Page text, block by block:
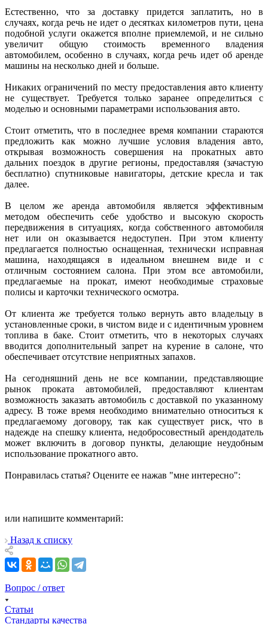
Естественно, что за доставку придется заплатить, но в
случаях, когда речь не идет о десятках километров пути, цена
подобной услуги окажется вполне приемлемой, и не сильно
увеличит общую стоимость временного владения
автомобилем, особенно в случаях, когда речь идет об аренде
машины на несколько дней и больше.
Никаких ограничений по месту предоставления авто клиенту
не существует. Требуется только заранее определиться с
моделью и основными параметрами использования авто.
Стоит отметить, что в последнее время компании стараются
предложить как можно лучшие условия владения авто,
открывая возможность совершения на прокатных авто
дальних поездок в другие регионы, предоставляя (зачастую
бесплатно) спутниковые навигаторы, детские кресла и так
далее.
В целом же аренда автомобиля является эффективным
методом обеспечить себе удобство и высокую скорость
передвижения в ситуациях, когда собственного автомобиля
нет или он оказывается недоступен. При этом клиенту
предлагается полностью оснащенная, технически исправная
машина, находящаяся в идеальном внешнем виде и с
отличным состоянием салона. При этом все автомобили,
предлагаемые на прокат, имеют необходимые страховые
полисы и карточки технического осмотра.
От клиента же требуется только вернуть авто владельцу в
установленные сроки, в чистом виде и с идентичным уровнем
топлива в баке. Стоит отметить, что в некоторых случаях
вводится дополнительный запрет на курение в салоне, что
обеспечивает отсутствие неприятных запахов.
На сегодняшний день не все компании, представляющие
рынок проката автомобилей, предоставляют клиентам
возможность заказать автомобиль с доставкой по указанному
адресу. В тоже время необходимо внимательно относиться к
предлагаемому договору, так как существует риск, что в
надежде на спешку клиента, недобросовестный арендодатель
может включить в договор пункты, делающие неудобным
использование прокатного авто.
Понравилась статья? Оцените ее нажав "мне интересно":
или напишите комментарий:
Назад к списку
Вопрос / ответ
Статьи
Стандарты качества